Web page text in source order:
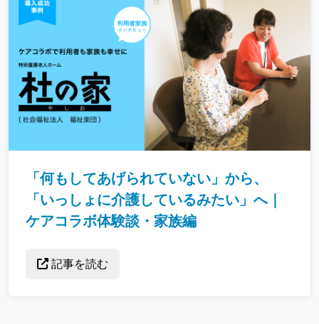
「何もしてあげられていない」から、
「いっしょに介護しているみたい」へ｜
ケアコラボ体験談・家族編
記事を読む